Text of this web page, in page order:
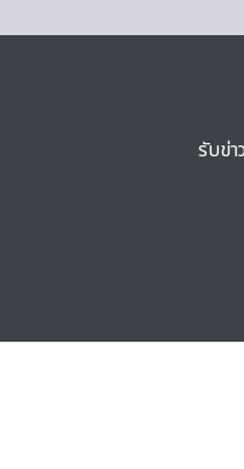
รับข่า